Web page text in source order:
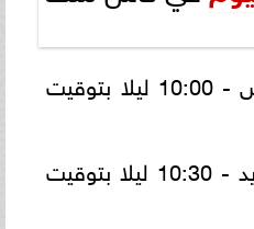
برشلونة × ريال بيتيس - 10:00 ليلا بتوقيت
إلتشي × أتلتيكو مدريد - 10:30 ليلا بتوقيت